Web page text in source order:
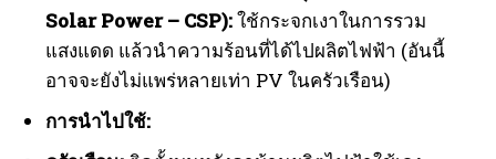
Solar Power – CSP):ใช้กระจกเงาในการรวม
แสงแดด แล้วนำความร้อนที่ได้ไปผลิตไฟฟ้า (อันนี้
อาจจะยังไม่แพร่หลายเท่า PV ในครัวเรือน)
การนำไปใช้: